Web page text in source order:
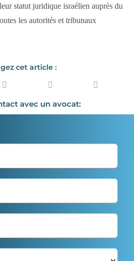
statut juridique israélien auprès du
les autorités et tribunaux
cet article :
avec un avocat: